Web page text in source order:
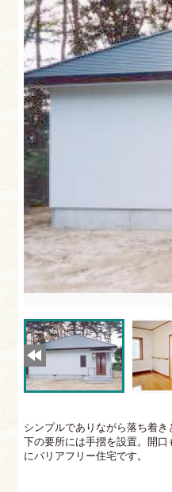
シンプルでありながら落ち着
下の要所には手摺を設置。開
にバリアフリー住宅です。